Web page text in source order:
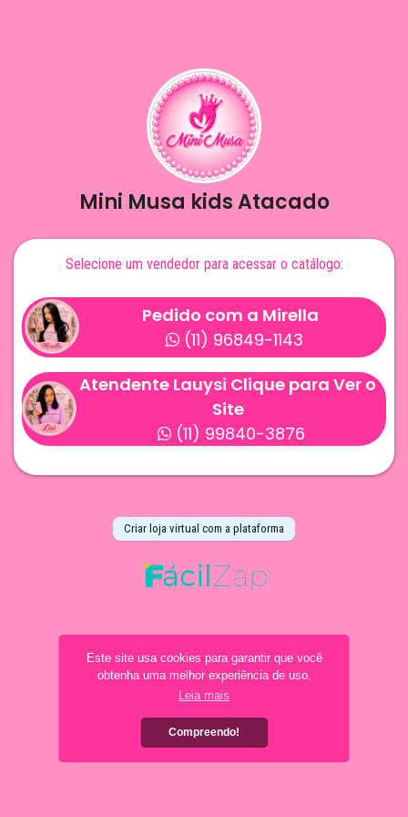
Este site usa cookies para garantir que você
obtenha uma melhor experiência de uso.
Leia mais
Compreendo!
Mini Musa kids Atacado
Selecione um vendedor para acessar o catálogo:
Pedido com a Mirella
(11) 96849-1143
Atendente Lauysi Clique para Ver o
Site
(11) 99840-3876
Criar loja virtual com a plataforma